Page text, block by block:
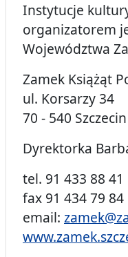
Instytucje
organizatorem
Województwa
Zamek Książąt
ul. Korsarzy 34
70 - 540 Szczecin
Dyrektorka
tel. 91 433 88 41
fax 91 434 79 84
email: